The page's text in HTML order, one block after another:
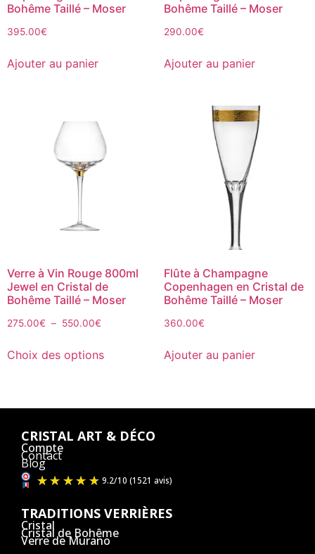
Bohême Taillé – Moser
395.00€
Ajouter au panier
Bohême Taillé – Moser
290.00€
Ajouter au panier
Verre à Vin Rouge 800ml
Jewel en Cristal de
Bohême Taillé – Moser
275.00€ – 550.00€
Choix des options
Flûte à Champagne
Copenhagen en Cristal de
Bohême Taillé – Moser
360.00€
Ajouter au panier
CRISTAL ART & DÉCO
Compte
Contact
Blog
TRADITIONS VERRIÈRES
Cristal
Cristal de Bohême
Verre de Murano